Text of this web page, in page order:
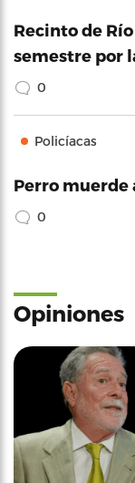
Recinto de
semestre por
0
Policíacas
Perro muerde
0
Opiniones